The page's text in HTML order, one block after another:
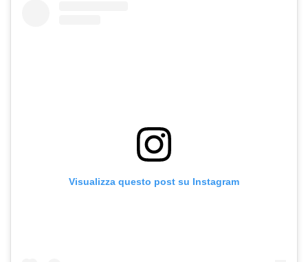
Visualizza questo post su Instagram